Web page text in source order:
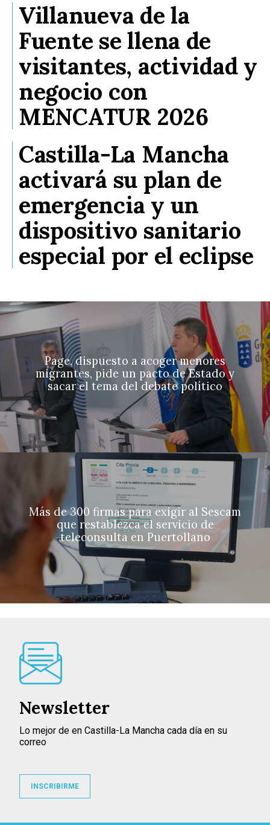
Villanueva de la
Fuente se llena de
visitantes, actividad y
negocio con
MENCATUR 2026
Castilla-La Mancha
activará su plan de
emergencia y un
dispositivo sanitario
especial por el eclipse
Page, dispuesto a acoger menores
migrantes, pide un pacto de Estado y
sacar el tema del debate político
Más de 300 firmas para exigir al Sescam
que restablezca el servicio de
teleconsulta en Puertollano
Newsletter
Lo mejor de en Castilla-La Mancha cada día en su
correo
INSCRIBIRME